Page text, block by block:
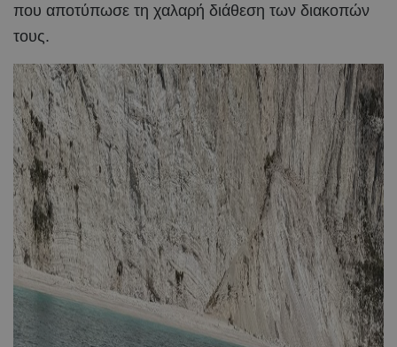
που αποτύπωσε τη χαλαρή διάθεση των διακοπών
τους.